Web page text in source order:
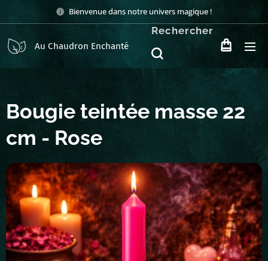
Bienvenue dans notre univers magique !
Au Chaudron Enchanté
Rechercher
Bougie teintée masse 22
cm - Rose